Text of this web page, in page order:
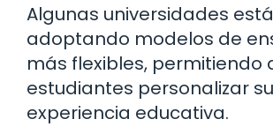
Algunas universidades
adoptando modelos de
más flexibles, permitiendo
estudiantes personalizar su
experiencia educativa.